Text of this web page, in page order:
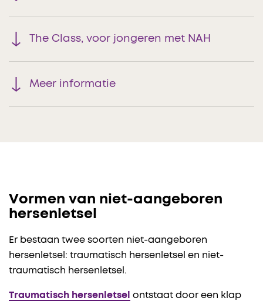
The Class, voor jongeren met NAH
Meer informatie
Vormen van niet-aangeboren
hersenletsel
Er bestaan twee soorten niet-aangeboren
hersenletsel: traumatisch hersenletsel en niet-
traumatisch hersenletsel.
Traumatisch hersenletsel ontstaat door een klap